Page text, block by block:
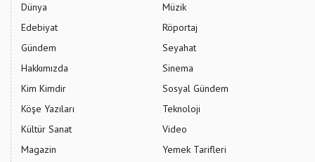
Dünya
Edebiyat
Gündem
Hakkımızda
Kim Kimdir
Köşe Yazıları
Kültür Sanat
Magazin
Müzik
Röportaj
Seyahat
Sinema
Sosyal Gündem
Teknoloji
Video
Yemek Tarifleri